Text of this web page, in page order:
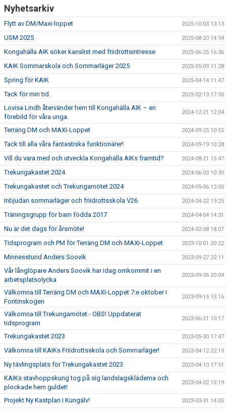
Nyhetsarkiv
Flytt av DM/Maxi-loppet 2025-10-03 13:13
USM 2025 2025-08-20 14:54
Kongahälla AIK söker kanslist med friidrottsintresse 2025-06-25 16:36
KAIK Sommarskola och Sommarläger 2025 2025-05-09 11:28
Spring för KAIK 2025-04-14 11:47
Tack för min tid. 2025-02-13 17:30
Lovisa Lindh återvänder hem till Kongahälla AIK – en
förebild för våra unga.
2024-12-21 12:04
Terräng DM och MAXI-Loppet 2024-09-25 10:55
Tack till alla våra fantastiska funktionärer! 2024-09-19 10:28
Vill du vara med och utveckla Kongahälla AIKs framtid? 2024-08-21 15:47
Trekungakastet 2024 2024-06-03 10:30
Trekungakastet och Trekungamötet 2024 2024-05-06 12:05
Inbjudan sommarläger och friidrottsskola V26 2024-04-22 19:25
Träningsgrupp för barn födda 2017 2024-04-04 14:31
Nu är det dags för årsmöte! 2024-02-08 18:07
Tidsprogram och PM för Terräng DM och MAXI-Loppet 2023-10-01 20:22
Minnesstund Anders Soovik 2023-09-27 22:11
Vår långlöpare Anders Soovik har idag omkommit i en
arbetsplatsolycka
2023-09-26 20:04
Välkomna till Terräng DM och MAXI-Loppet 7:e oktober i
Fontinskogen
2023-09-15 15:16
Välkomna till Trekungamötet - OBS! Uppdaterat
tidsprogram
2023-06-21 10:17
Trekungakastet 2023 2023-05-30 17:47
Välkomna till KAIKs Friidrottsskola och Sommarläger! 2023-04-12 22:19
Ny tävlingsplats för Trekungakastet 2023 2023-04-10 17:51
KAIKs stavhoppskung tog på sig landslagskläderna och
plockade hem guldet!
2023-04-02 15:19
Projekt Ny Kastplan i Kungälv! 2023-03-31 14:05